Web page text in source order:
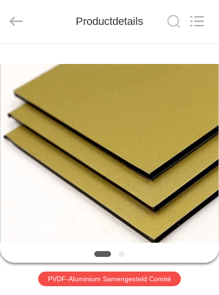
PRODUCTEN
OVER
ONS
FABRIEKSTOUR
KWALITEITSCONTROLE
MET
ONS
Co.,
Reserved.
Productdetails
PVDF-Aluminium Samengesteld Comité